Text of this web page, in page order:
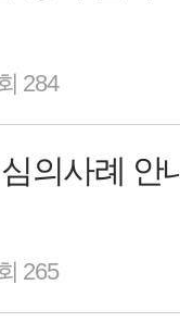
284
의사례 안
265